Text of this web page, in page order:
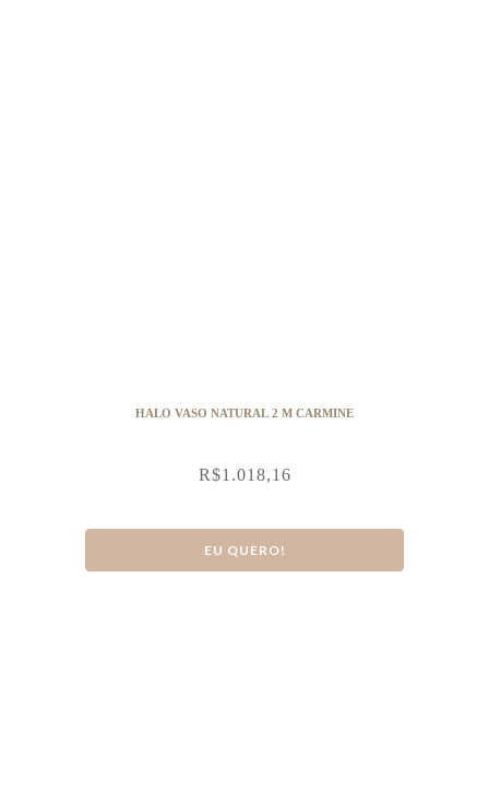
HALO VASO NATURAL 2 M CARMINE
R$1.018,16
EU QUERO!